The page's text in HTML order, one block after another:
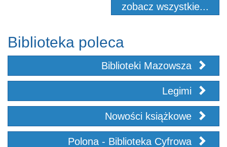
zobacz wszystkie...
Biblioteka poleca
Biblioteki Mazowsza
Legimi
Nowości książkowe
Polona - Biblioteka Cyfrowa